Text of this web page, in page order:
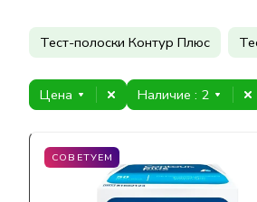
Тест-полоски Контур Плюс
Цена Наличие : 2
СОВЕТУЕМ